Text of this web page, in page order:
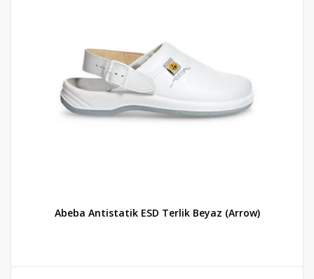
Abeba Antistatik ESD Terlik Beyaz (Arrow)